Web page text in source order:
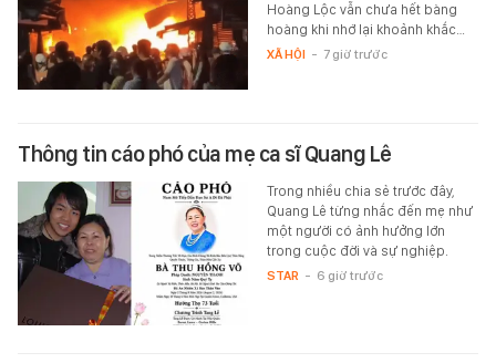
Hoàng Lộc vẫn chưa hết bàng
hoàng khi nhớ lại khoảnh khắc…
XÃ HỘI - 7 giờ trước
Thông tin cáo phó của mẹ ca sĩ Quang Lê
Trong nhiều chia sẻ trước đây,
Quang Lê từng nhắc đến mẹ như
một người có ảnh hưởng lớn
trong cuộc đời và sự nghiệp.
STAR - 6 giờ trước